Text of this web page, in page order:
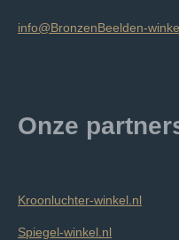
info@BronzenBeelden-
Onze
Kroonluchter-winkel.nl
Spiegel-winkel.nl